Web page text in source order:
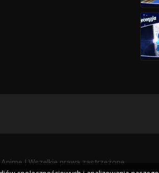
| Wszelkie prawa zastrzeżone.